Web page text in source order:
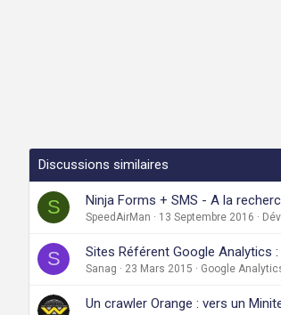
Discussions similaires
S Ninja Forms + SMS - A la
SpeedAirMan 13 Septembre 2016
S Sites Référent Google Analytics
Sanag 23 Mars 2015 Google
Un crawler Orange : vers un